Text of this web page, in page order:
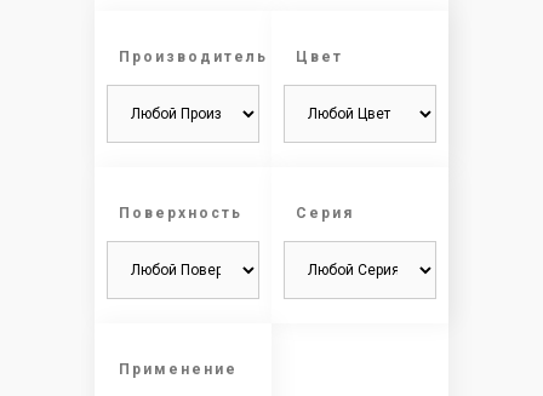
Производитель Цвет
Поверхность Серия
Применение